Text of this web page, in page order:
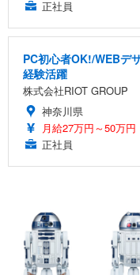
正社員
PC初心者OK!/WEBデ
経験活躍
株式会社RIOT GROUP
神奈川県
月給27万円～50万円
正社員